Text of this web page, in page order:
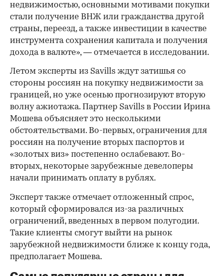
недвижимостью, основными мотивами покупки
стали получение ВНЖ или гражданства другой
страны, переезд, а также инвестиции в качестве
инструмента сохранения капитала и получения
дохода в валюте», — отмечается в исследовании.
Летом эксперты из Savills ждут затишья со
стороны россиян на покупку недвижимости за
границей, но уже осенью прогнозируют вторую
волну ажиотажа. Партнер Savills в России Ирина
Мошева объясняет это несколькими
обстоятельствами. Во-первых, ограничения для
россиян на получение вторых паспортов и
«золотых виз» постепенно ослабевают. Во-
вторых, некоторые зарубежные девелоперы
начали принимать оплату в рублях.
Эксперт также отмечает отложенный спрос,
который сформировался из-за различных
ограничений, введенных в первом полугодии.
Такие клиенты смогут выйти на рынок
зарубежной недвижимости ближе к концу года,
предполагает Мошева.